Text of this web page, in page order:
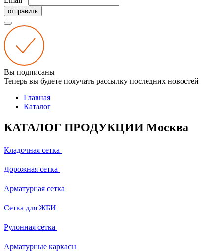
отправить
Вы подписаны
Теперь вы будете получать рассылку последних новостей
Главная
Каталог
КАТАЛОГ ПРОДУКЦИИ Москва
Кладочная сетка
Дорожная сетка
Арматурная сетка
Сетка для ЖБИ
Рулонная сетка
Арматурные каркасы